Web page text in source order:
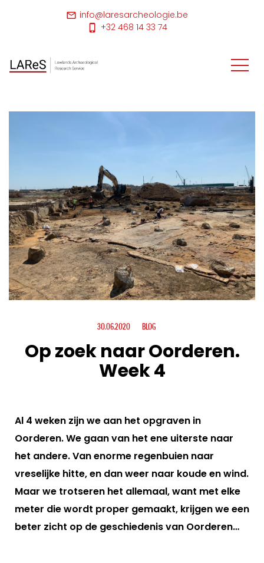
info@laresarcheologie.be
+32 468 14 33 74
30.06.2020 BLOG
Op zoek naar Oorderen.
Week 4
Al 4 weken zijn we aan het opgraven in
Oorderen. We gaan van het ene uiterste naar
het andere. Van enorme regenbuien naar
vreselijke hitte, en dan weer naar koude en wind.
Maar we trotseren het allemaal, want met elke
meter die wordt proper gemaakt, krijgen we een
beter zicht op de geschiedenis van Oorderen…